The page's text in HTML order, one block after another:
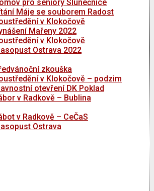
pro seniory Slunečnice
Máje se souborem Radost
v Klokočově
Mařeny 2022
v Klokočově
Ostrava 2022
zkouška
v Klokočově – podzim
otevření DK Poklad
v Radkově – Bublina
v Radkově – CeČaS
Ostrava